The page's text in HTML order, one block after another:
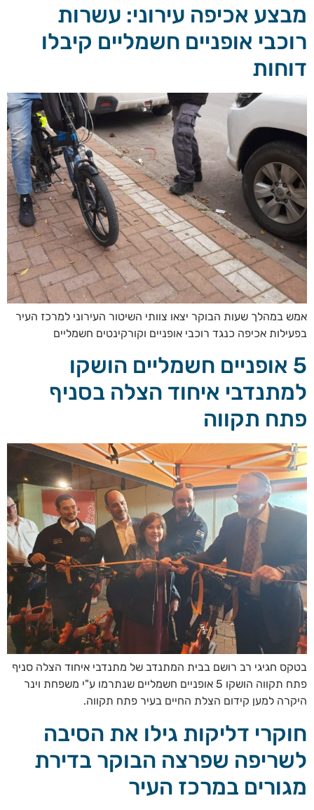
מבצע אכיפה עירוני: עשרות
רוכבי אופניים חשמליים קיבלו
דוחות
אמש במהלך שעות הבוקר יצאו צוותי השיטור העירוני למרכז העיר
בפעילות אכיפה כנגד רוכבי אופניים וקורקינטים חשמליים
5 אופניים חשמליים הושקו
למתנדבי איחוד הצלה בסניף
פתח תקווה
בטקס חגיגי רב רושם בבית המתנדב של מתנדבי איחוד הצלה סניף
פתח תקווה הושקו 5 אופניים חשמליים שנתרמו ע"י משפחת וינר
היקרה למען קידום הצלת החיים בעיר פתח תקווה.
חוקרי דליקות גילו את הסיבה
לשריפה שפרצה הבוקר בדירת
מגורים במרכז העיר